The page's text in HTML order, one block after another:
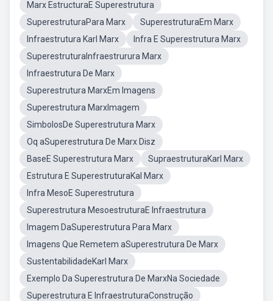
Marx EstructuraE Superestrutura
SuperestruturaPara Marx
SuperestruturaEm Marx
Infraestrutura Karl Marx
Infra E Superestrutura Marx
SuperestruturaInfraestrurura Marx
Infraestrutura De Marx
Superestrutura MarxEm Imagens
Superestrutura MarxImagem
SimbolosDe Superestrutura Marx
Oq aSuperestrutura De Marx Disz
BaseE Superestrutura Marx
SupraestruturaKarl Marx
Estrutura E SuperestruturaKal Marx
Infra MesoE Superestrutura
Superestrutura MesoestruturaE Infraestrutura
Imagem DaSuperestrutura Para Marx
Imagens Que Remetem aSuperestrutura De Marx
SustentabilidadeKarl Marx
Exemplo Da Superestrutura De MarxNa Sociedade
Superestrutura E InfraestruturaConstrução